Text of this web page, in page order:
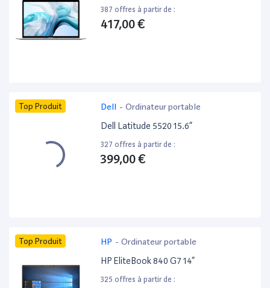
387 offres à partir de :
417,00 €
Top Produit Dell - Ordinateur portable
Dell Latitude 5520 15.6”
327 offres à partir de :
399,00 €
Top Produit HP - Ordinateur portable
HP EliteBook 840 G7 14”
325 offres à partir de :